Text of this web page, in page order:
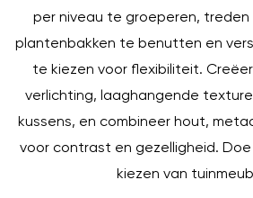
per niveau te groeperen,
plantenbakken te benutten en
te kiezen voor flexibiliteit.
verlichting, laaghangende
kussens, en combineer hout,
voor contrast en gezelligheid.
kiezen van